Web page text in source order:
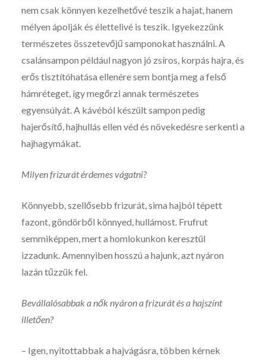
nem csak könnyen kezelhetővé teszik a hajat, hanem
mélyen ápolják és élettelivé is teszik. Igyekezzünk
természetes összetevőjű samponokat használni. A
csalánsampon például nagyon jó zsíros, korpás hajra, és
erős tisztítóhatása ellenére sem bontja meg a felső
hámréteget, így megőrzi annak természetes
egyensúlyát. A kávéból készült sampon pedig
hajerősítő, hajhullás ellen véd és növekedésre serkenti a
hajhagymákat.
Milyen frizurát érdemes vágatni?
Könnyebb, szellősebb frizurát, sima hajból tépett
fazont, göndörből könnyed, hullámost. Frufrut
semmiképpen, mert a homlokunkon keresztül
izzadunk. Amennyiben hosszú a hajunk, azt nyáron
lazán tűzzük fel.
Bevállalósabbak a nők nyáron a frizurát és a hajszínt
illetően?
– Igen, nyitottabbak a hajvágásra, többen kérnek